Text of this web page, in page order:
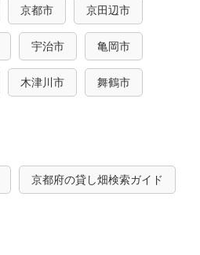
京都市 京田辺市
宇治市 亀岡市
木津川市 舞鶴市
京都府の貸し畑検索ガイド